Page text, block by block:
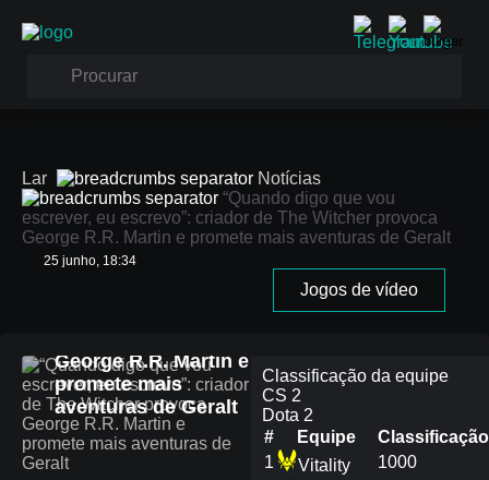
Lar
Notícias
“Quando digo que vou
escrever, eu escrevo”: criador de The Witcher provoca
George R.R. Martin e promete mais aventuras de Geralt
25 junho, 18:34
Jogos de vídeo
“Quando digo que
George R.R. Martin e
promete mais
aventuras de Geralt
Classificação da equipe
CS 2
Dota 2
#
Equipe
Сlassificação
1
Vitality
1000